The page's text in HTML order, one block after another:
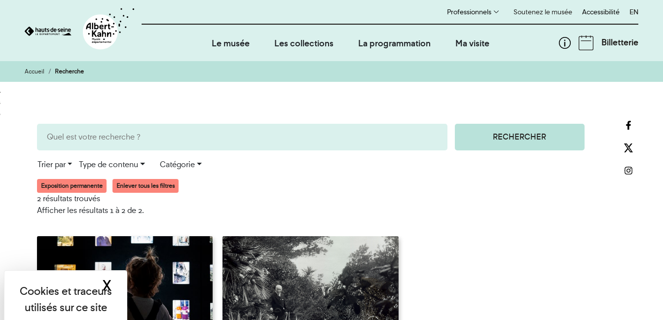
Aller
au
contenu
Aller
à
la
Soutenez le musée
Professionnels Accessibilité English
EN
Le musée Les collections La programmation Ma visite Billetterie
Accueil Recherche
RECHERCHER
Trier par Type de contenu Catégorie
Exposition permanente Enlever tous les filtres
2 résultats trouvés
Afficher les résultats 1 à 2 de 2.
XMasquer le bandeau des cookies